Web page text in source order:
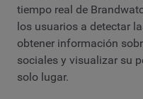
tiempo real de
los usuarios a detectar
obtener información
sociales y visualizar su
solo lugar.